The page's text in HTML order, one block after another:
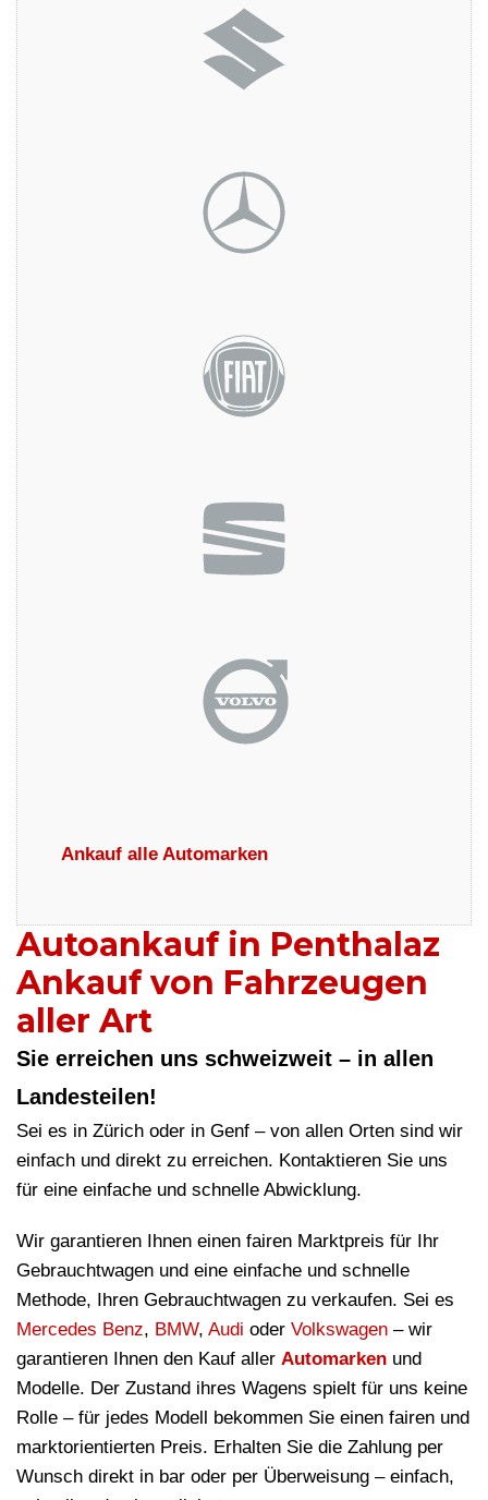
Ankauf alle Automarken
Autoankauf in Penthalaz
Ankauf von Fahrzeugen
aller Art
Sie erreichen uns schweizweit – in allen
Landesteilen!
Sei es in Zürich oder in Genf – von allen Orten sind wir
einfach und direkt zu erreichen. Kontaktieren Sie uns
für eine einfache und schnelle Abwicklung.
Wir garantieren Ihnen einen fairen Marktpreis für Ihr
Gebrauchtwagen und eine einfache und schnelle
Methode, Ihren Gebrauchtwagen zu verkaufen. Sei es
Mercedes Benz, BMW, Audi oder Volkswagen – wir
garantieren Ihnen den Kauf aller Automarken und
Modelle. Der Zustand ihres Wagens spielt für uns keine
Rolle – für jedes Modell bekommen Sie einen fairen und
marktorientierten Preis. Erhalten Sie die Zahlung per
Wunsch direkt in bar oder per Überweisung – einfach,